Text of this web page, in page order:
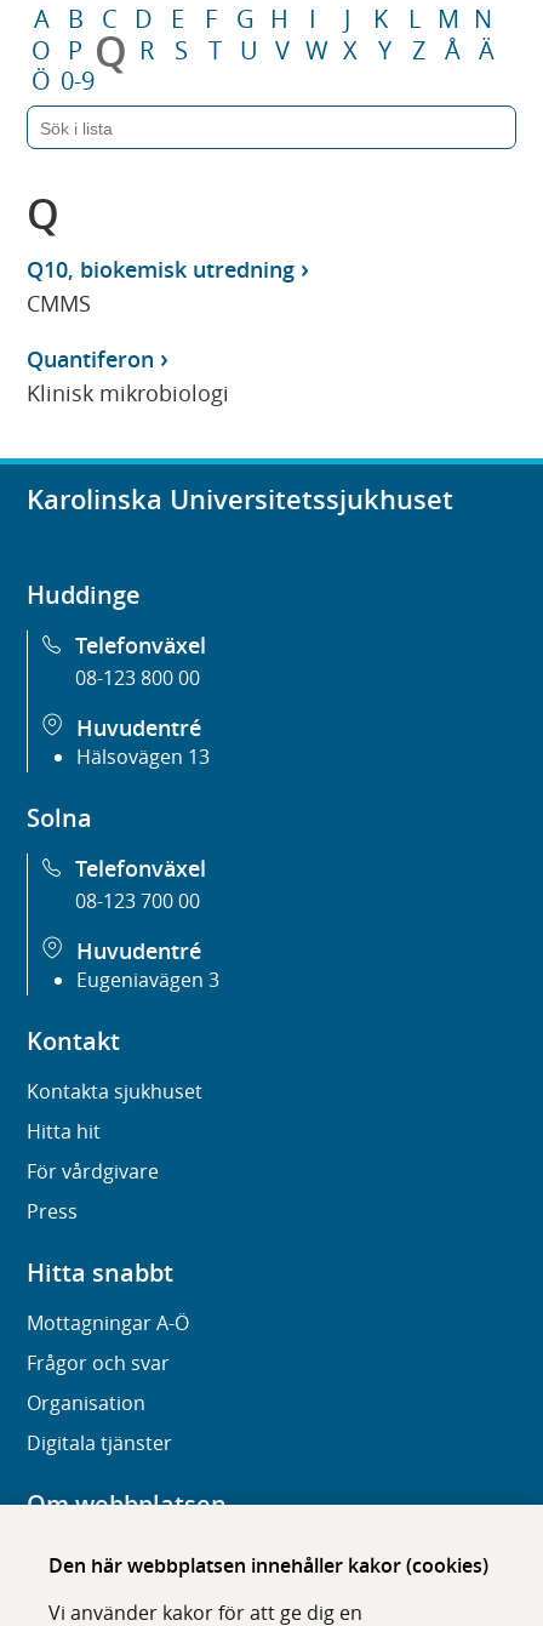
Den här webbplatsen innehåller kakor (cookies)
Vi använder kakor för att ge dig en
A B C D E F G H I J K L M N
O
P Q R S T U V W X Y Z Å Ä
Ö 0-9
Q
Q10, biokemisk utredning
CMMS
Quantiferon
Klinisk mikrobiologi
Karolinska Universitetssjukhuset
Huddinge
Telefonväxel
08-123 800 00
Huvudentré
Hälsovägen 13
Solna
Telefonväxel
08-123 700 00
Huvudentré
Eugeniavägen 3
Kontakt
Kontakta sjukhuset
Hitta hit
För vårdgivare
Press
Hitta snabbt
Mottagningar A-Ö
Frågor och svar
Organisation
Digitala tjänster
Om webbplatsen
Om karolinska.se